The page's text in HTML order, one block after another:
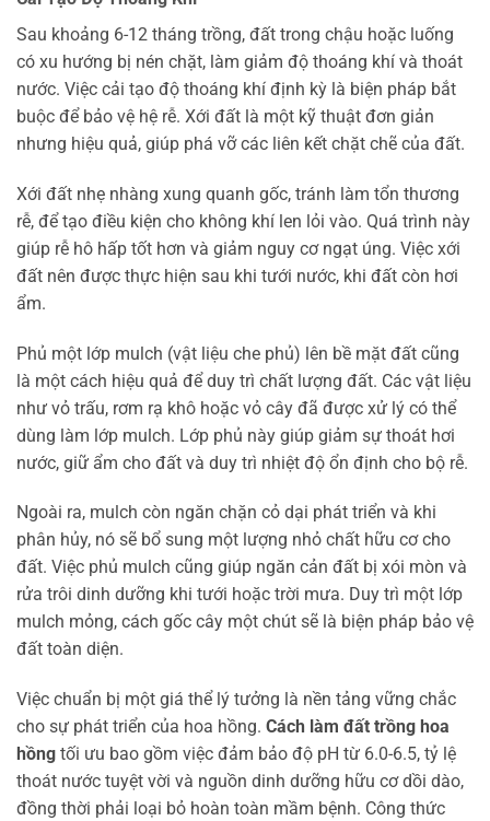
Sau khoảng 6-12 tháng trồng, đất trong chậu hoặc luống
có xu hướng bị nén chặt, làm giảm độ thoáng khí và thoát
nước. Việc cải tạo độ thoáng khí định kỳ là biện pháp bắt
buộc để bảo vệ hệ rễ. Xới đất là một kỹ thuật đơn giản
nhưng hiệu quả, giúp phá vỡ các liên kết chặt chẽ của đất.
Xới đất nhẹ nhàng xung quanh gốc, tránh làm tổn thương
rễ, để tạo điều kiện cho không khí len lỏi vào. Quá trình này
giúp rễ hô hấp tốt hơn và giảm nguy cơ ngạt úng. Việc xới
đất nên được thực hiện sau khi tưới nước, khi đất còn hơi
ẩm.
Phủ một lớp mulch (vật liệu che phủ) lên bề mặt đất cũng
là một cách hiệu quả để duy trì chất lượng đất. Các vật liệu
như vỏ trấu, rơm rạ khô hoặc vỏ cây đã được xử lý có thể
dùng làm lớp mulch. Lớp phủ này giúp giảm sự thoát hơi
nước, giữ ẩm cho đất và duy trì nhiệt độ ổn định cho bộ rễ.
Ngoài ra, mulch còn ngăn chặn cỏ dại phát triển và khi
phân hủy, nó sẽ bổ sung một lượng nhỏ chất hữu cơ cho
đất. Việc phủ mulch cũng giúp ngăn cản đất bị xói mòn và
rửa trôi dinh dưỡng khi tưới hoặc trời mưa. Duy trì một lớp
mulch mỏng, cách gốc cây một chút sẽ là biện pháp bảo vệ
đất toàn diện.
Việc chuẩn bị một giá thể lý tưởng là nền tảng vững chắc
cho sự phát triển của hoa hồng. Cách làm đất trồng hoa
hồng tối ưu bao gồm việc đảm bảo độ pH từ 6.0-6.5, tỷ lệ
thoát nước tuyệt vời và nguồn dinh dưỡng hữu cơ dồi dào,
đồng thời phải loại bỏ hoàn toàn mầm bệnh. Công thức